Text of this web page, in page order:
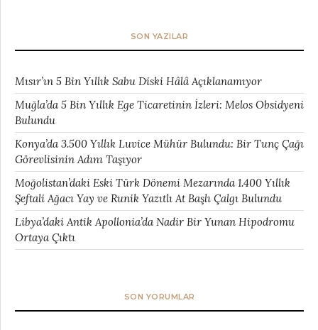
SON YAZILAR
Mısır’ın 5 Bin Yıllık Sabu Diski Hâlâ Açıklanamıyor
Muğla’da 5 Bin Yıllık Ege Ticaretinin İzleri: Melos Obsidyeni
Bulundu
Konya’da 3.500 Yıllık Luvice Mühür Bulundu: Bir Tunç Çağı
Görevlisinin Adını Taşıyor
Moğolistan’daki Eski Türk Dönemi Mezarında 1.400 Yıllık
Şeftali Ağacı Yay ve Runik Yazıtlı At Başlı Çalgı Bulundu
Libya’daki Antik Apollonia’da Nadir Bir Yunan Hipodromu
Ortaya Çıktı
SON YORUMLAR